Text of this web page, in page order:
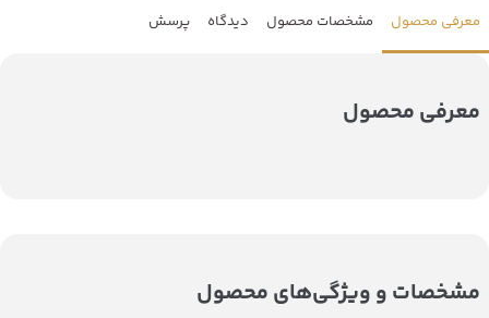
معرفی محصول مشخصات محصول دیدگاه پرسش
معرفی محصول
مشخصات و ویژگی‌های محصول